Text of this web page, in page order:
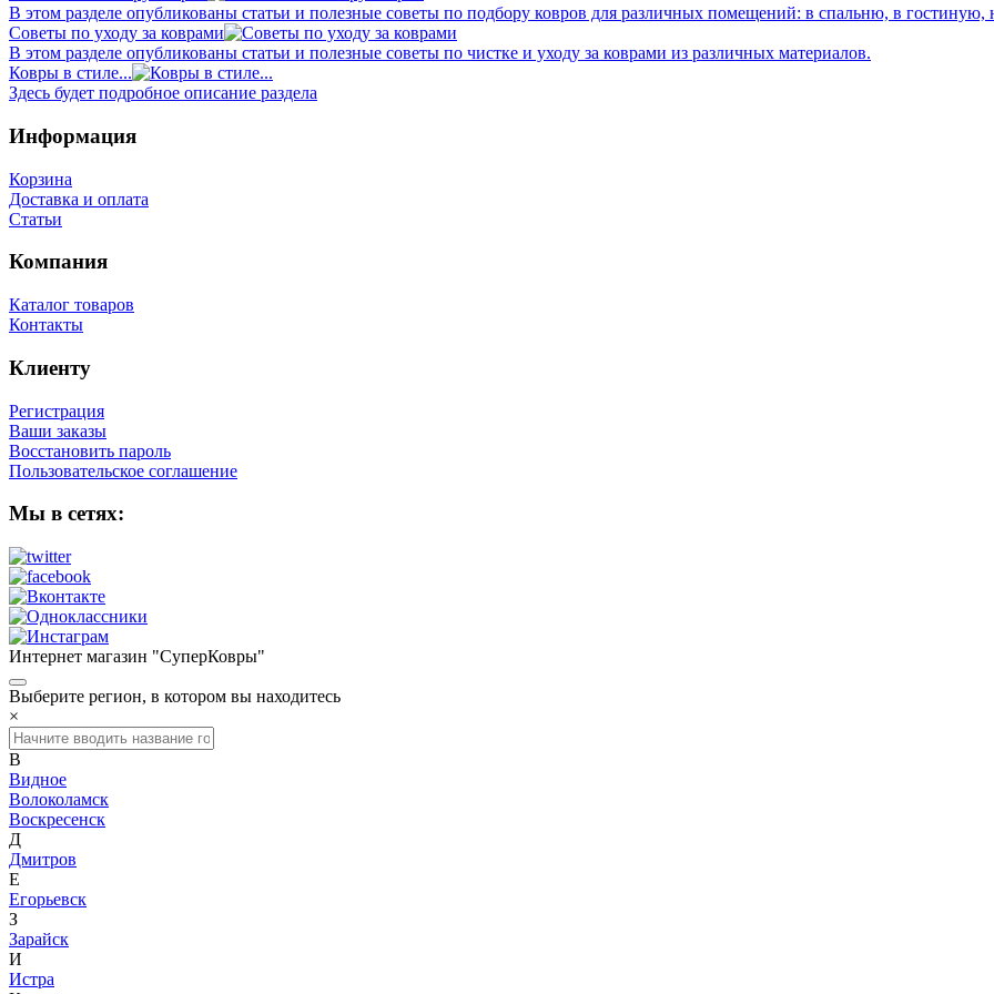
В этом разделе опубликованы статьи и полезные советы по подбору ковров для различных помещений: в спальню, в гостиную,
Советы по уходу за коврами
В этом разделе опубликованы статьи и полезные советы по чистке и уходу за коврами из различных материалов.
Ковры в стиле...
Здесь будет подробное описание раздела
Информация
Корзина
Доставка и оплата
Статьи
Компания
Каталог товаров
Контакты
Клиенту
Регистрация
Ваши заказы
Восстановить пароль
Пользовательское соглашение
Мы в сетях:
Интернет магазин "СуперКовры"
Выберите регион, в котором вы находитесь
×
В
Видное
Волоколамск
Воскресенск
Д
Дмитров
Е
Егорьевск
З
Зарайск
И
Истра